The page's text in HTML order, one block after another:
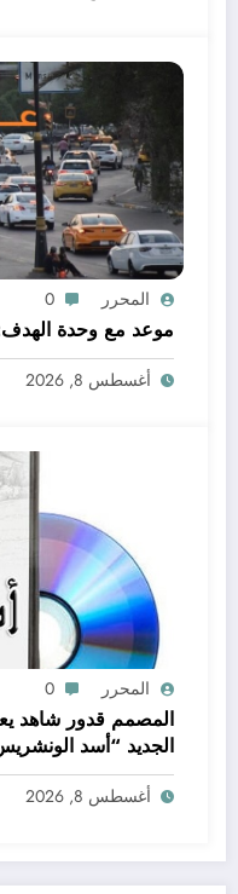
المحرر 0
موعد مع وحدة الهدف:
أغسطس 8, 2026
المحرر 0
المصمم قدور شاهد
الجديد “أسد
الجيلالي بونعامة
أغسطس 8, 2026